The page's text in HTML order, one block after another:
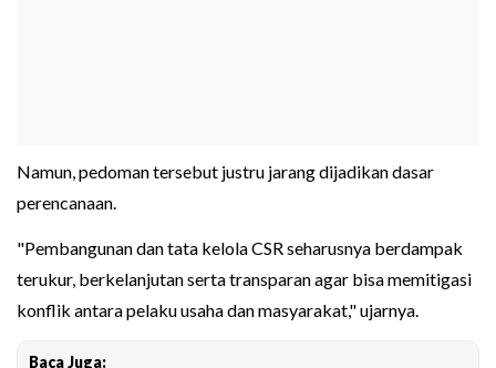
Namun, pedoman tersebut justru jarang dijadikan dasar
perencanaan.
"Pembangunan dan tata kelola CSR seharusnya berdampak
terukur, berkelanjutan serta transparan agar bisa memitigasi
konflik antara pelaku usaha dan masyarakat," ujarnya.
Baca Juga: